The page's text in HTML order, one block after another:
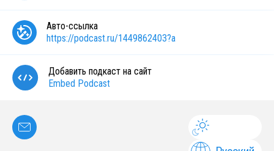
Авто-ссылка
https://podcast.ru/1449862403?a
Добавить подкаст на сайт
Embed Podcast